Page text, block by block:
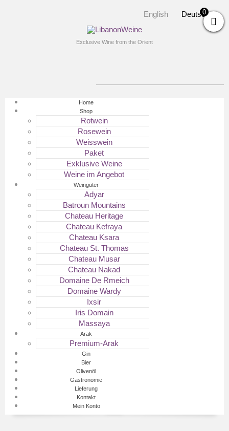
English Deutsch
Exclusive Wine from the Orient
Home
Shop
Rotwein
Rosewein
Weisswein
Paket
Exklusive Weine
Weine im Angebot
Weingüter
Adyar
Batroun Mountains
Chateau Heritage
Chateau Kefraya
Chateau Ksara
Chateau St. Thomas
Chateau Musar
Chateau Nakad
Domaine De Rmeich
Domaine Wardy
Ixsir
Iris Domain
Massaya
Arak
Premium-Arak
Gin
Bier
Olivenöl
Gastronomie
Lieferung
Kontakt
Mein Konto
0